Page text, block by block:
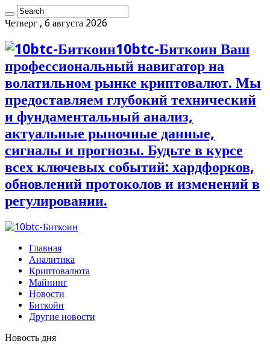
Четверг , 6 августа 2026
10btc-Биткоин Ваш
профессиональный навигатор на
волатильном рынке криптовалют. Мы
предоставляем глубокий технический
и фундаментальный анализ,
актуальные рыночные данные,
сигналы и прогнозы. Будьте в курсе
всех ключевых событий: хардфорков,
обновлений протоколов и изменений в
регулировании.
Главная
Аналитика
Криптовалюта
Майнинг
Новости
Биткойн
Другие новости
Новость дня